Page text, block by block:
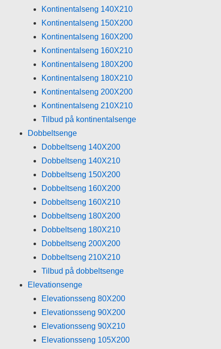
Kontinentalseng 140X210
Kontinentalseng 150X200
Kontinentalseng 160X200
Kontinentalseng 160X210
Kontinentalseng 180X200
Kontinentalseng 180X210
Kontinentalseng 200X200
Kontinentalseng 210X210
Tilbud på kontinentalsenge
Dobbeltsenge
Dobbeltseng 140X200
Dobbeltseng 140X210
Dobbeltseng 150X200
Dobbeltseng 160X200
Dobbeltseng 160X210
Dobbeltseng 180X200
Dobbeltseng 180X210
Dobbeltseng 200X200
Dobbeltseng 210X210
Tilbud på dobbeltsenge
Elevationsenge
Elevationsseng 80X200
Elevationsseng 90X200
Elevationsseng 90X210
Elevationsseng 105X200